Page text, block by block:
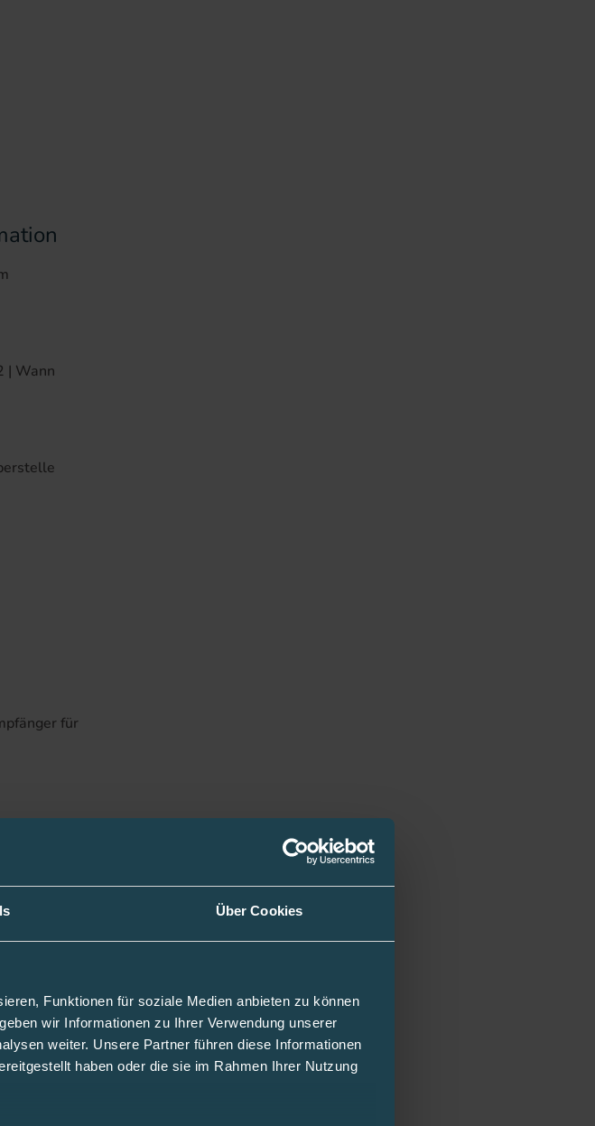
Über Cookies
Funktionen für soziale Medien anbieten zu können
wir Informationen zu Ihrer Verwendung unserer
weiter. Unsere Partner führen diese Informationen
haben oder die sie im Rahmen Ihrer Nutzung
| Wann
für
*
z.B. bei